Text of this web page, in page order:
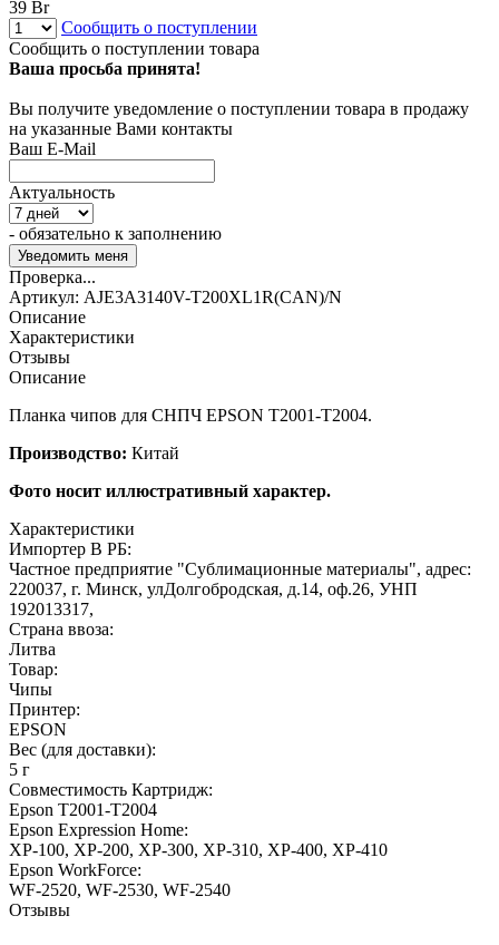
39 Br
Сообщить о поступлении
Сообщить о поступлении товара
Ваша просьба принята!
Вы получите уведомление о поступлении товара в продажу
на указанные Вами контакты
Ваш E-Mail
Актуальность
- обязательно к заполнению
Проверка...
Артикул: AJE3A3140V-T200XL1R(CAN)/N
Описание
Характеристики
Отзывы
Описание
Планка чипов для СНПЧ EPSON T2001-T2004.
Производство: Китай
Фото носит иллюстративный характер.
Характеристики
Импортер В РБ:
Частное предприятие "Сублимационные материалы", адрес:
220037, г. Минск, улДолгобродская, д.14, оф.26, УНП
192013317,
Страна ввоза:
Литва
Товар:
Чипы
Принтер:
EPSON
Вес (для доставки):
5 г
Совместимость Картридж:
Epson T2001-T2004
Epson Expression Home:
XP-100, XP-200, XP-300, XP-310, XP-400, XP-410
Epson WorkForce:
WF-2520, WF-2530, WF-2540
Отзывы